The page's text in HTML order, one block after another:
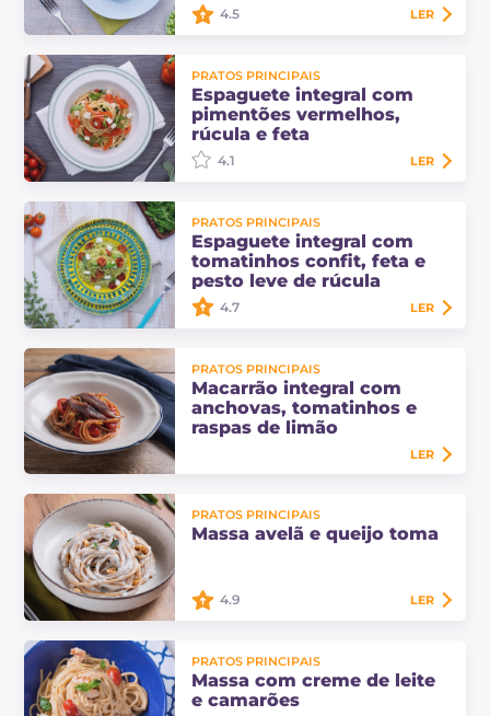
ervilha, tomates secos e stracciatella
é um delicado prato principal
vegetariano para saborear na
primavera!
4.5 LER
PRATOS PRINCIPAIS
Espaguete integral com
pimentões vermelhos,
rúcula e feta
pimentões vermelhos, rúcula e feta
é um prato de massa fresco, ideal
também como marmita para levar
para a praia!
4.1 LER
PRATOS PRINCIPAIS
Espaguete integral com
tomatinhos confit, feta e
pesto leve de rúcula
tomatinhos confit, feta e pesto leve
de rúcula é um delicioso prato
principal adequado para a estação
quente!
4.7 LER
PRATOS PRINCIPAIS
Macarrão integral com
anchovas, tomatinhos e
raspas de limão
integral com anchovas, tomatinhos
e raspas de limão: uma receita
LER
PRATOS PRINCIPAIS
Massa avelã e queijo toma
prato principal rústico e cremoso
temperado com fondue de queijo,
frutas secas crocantes e sálvia frita!
4.9 LER
PRATOS PRINCIPAIS
Massa com creme de leite
e camarões